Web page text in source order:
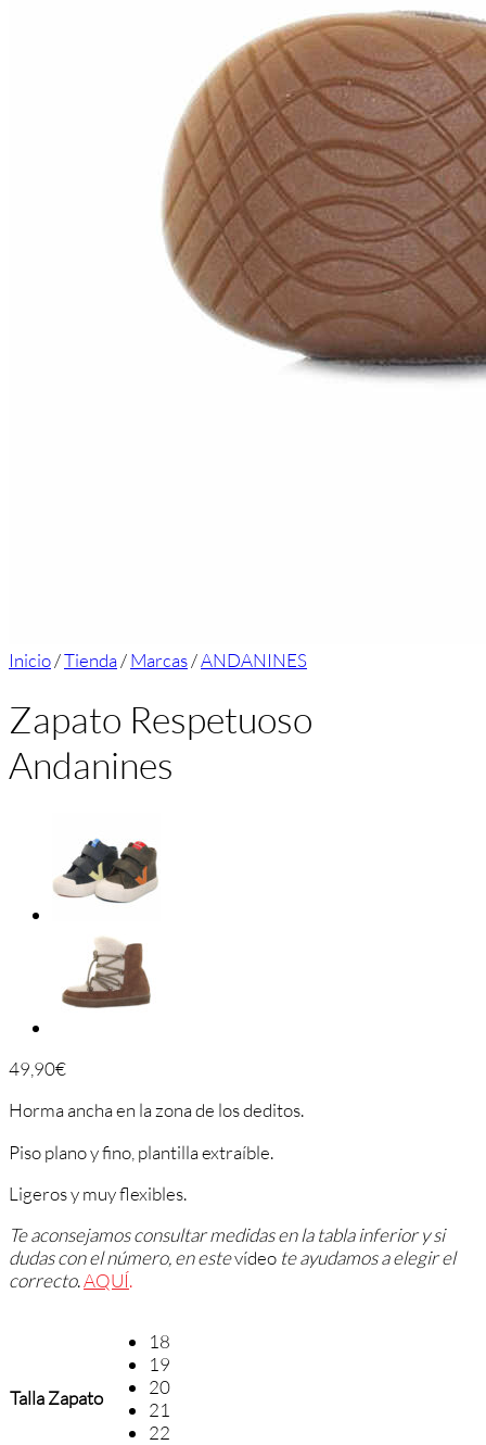
Inicio/Tienda/Marcas/ANDANINES
Zapato Respetuoso
Andanines
49,90€
Horma ancha en la zona de los deditos.
Piso plano y fino, plantilla extraíble.
Ligeros y muy flexibles.
Te aconsejamos consultar medidas en la tabla inferior y si
dudas con el número, en estevídeo te ayudamos a elegir el
correcto.AQUÍ.
Talla Zapato
18
19
20
21
22